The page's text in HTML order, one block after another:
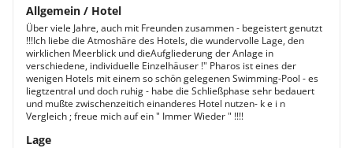
Allgemein / Hotel
Über viele Jahre, auch mit Freunden zusammen - begeistert genutzt
!!!Ich liebe die Atmoshäre des Hotels, die wundervolle Lage, den
wirklichen Meerblick und dieAufgliederung der Anlage in
verschiedene, individuelle Einzelhäuser !" Pharos ist eines der
wenigen Hotels mit einem so schön gelegenen Swimming-Pool - es
liegtzentral und doch ruhig - habe die Schließphase sehr bedauert
und mußte zwischenzeitich einanderes Hotel nutzen- k e i n
Vergleich ; freue mich auf ein " Immer Wieder " !!!!
Lage